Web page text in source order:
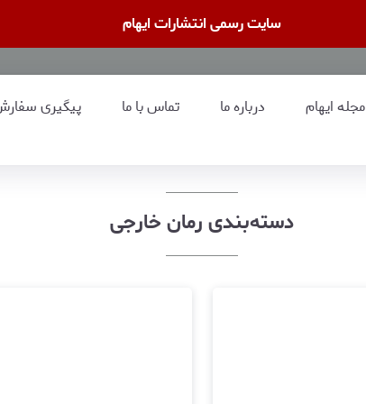
سایت رسمی انتشارات ایهام
مجله ایهام درباره ما تماس با ما پیگیری
دسته‌بندی رمان خارجی